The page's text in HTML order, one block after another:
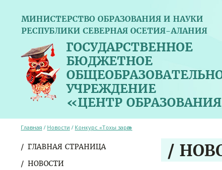
МИНИСТЕРСТВО ОБРАЗОВАНИЯ И НАУКИ
РЕСПУБЛИКИ СЕВЕРНАЯ ОСЕТИЯ-АЛАНИЯ
ГОСУДАРСТВЕННОЕ
БЮДЖЕТНОЕ
УЧРЕЖДЕНИЕ
«ЦЕНТР
ГЛАВНАЯ СТРАНИЦА
НОВОСТИ
Главная / Новости / Конкурс «Тохы зарӕг»
/